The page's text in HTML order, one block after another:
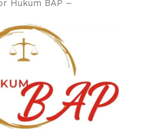
Hukum BAP –